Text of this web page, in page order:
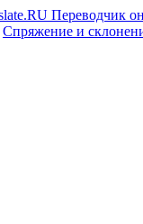
Спряжение и